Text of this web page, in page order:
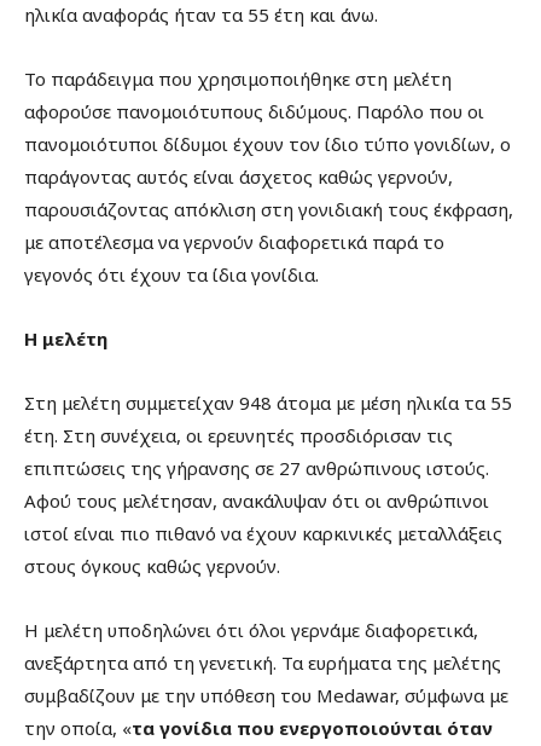
ηλικία αναφοράς ήταν τα 55 έτη και άνω.
Το παράδειγμα που χρησιμοποιήθηκε στη μελέτη
αφορούσε πανομοιότυπους διδύμους. Παρόλο που οι
πανομοιότυποι δίδυμοι έχουν τον ίδιο τύπο γονιδίων, ο
παράγοντας αυτός είναι άσχετος καθώς γερνούν,
παρουσιάζοντας απόκλιση στη γονιδιακή τους έκφραση,
με αποτέλεσμα να γερνούν διαφορετικά παρά το
γεγονός ότι έχουν τα ίδια γονίδια.
Η μελέτη
Στη μελέτη συμμετείχαν 948 άτομα με μέση ηλικία τα 55
έτη. Στη συνέχεια, οι ερευνητές προσδιόρισαν τις
επιπτώσεις της γήρανσης σε 27 ανθρώπινους ιστούς.
Αφού τους μελέτησαν, ανακάλυψαν ότι οι ανθρώπινοι
ιστοί είναι πιο πιθανό να έχουν καρκινικές μεταλλάξεις
στους όγκους καθώς γερνούν.
Η μελέτη υποδηλώνει ότι όλοι γερνάμε διαφορετικά,
ανεξάρτητα από τη γενετική. Τα ευρήματα της μελέτης
συμβαδίζουν με την υπόθεση του Medawar, σύμφωνα με
την οποία, «τα γονίδια που ενεργοποιούνται όταν